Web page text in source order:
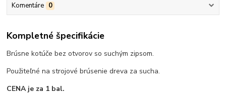
Komentáre 0
Kompletné špecifikácie
Brúsne kotúče bez otvorov so suchým zipsom.
Použiteľné na strojové brúsenie dreva za sucha.
CENA je za 1 bal.